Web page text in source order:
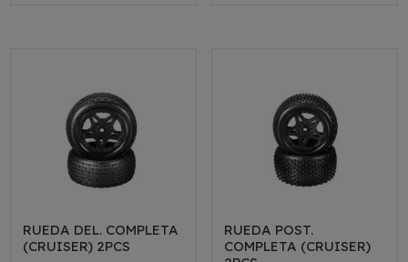
RUEDA DEL. COMPLETA
(CRUISER) 2PCS
RUEDA POST.
COMPLETA (CRUISER)